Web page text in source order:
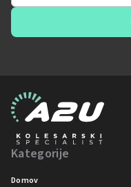
Kategorije
Domov